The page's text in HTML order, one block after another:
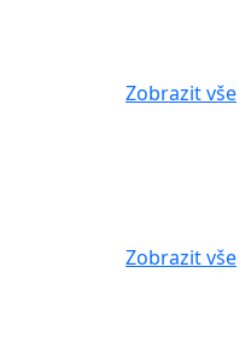
Zobrazit vše
Zobrazit vše